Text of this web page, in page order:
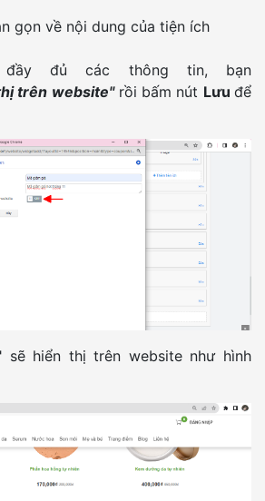
gọn về nội dung của tiện ích
đầy đủ các thông tin, bạn
trên website"rồi bấm nút Lưuđể
sẽ hiển thị trên website như hình